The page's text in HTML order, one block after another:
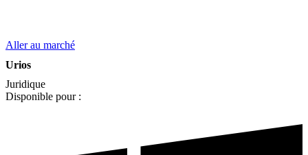
Aller au marché
Urios
Juridique
Disponible pour :